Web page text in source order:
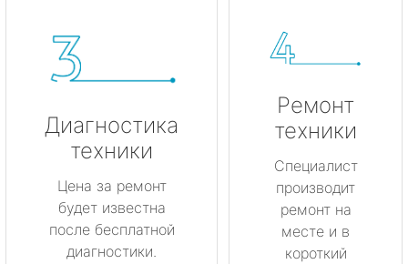
Диагностика
техники
Цена за ремонт
будет известна
после бесплатной
диагностики.
Ремонт
техники
Специалист
производит
ремонт на
месте и в
короткий